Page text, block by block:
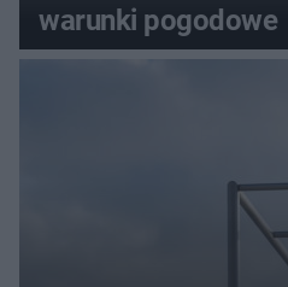
warunki pogodowe